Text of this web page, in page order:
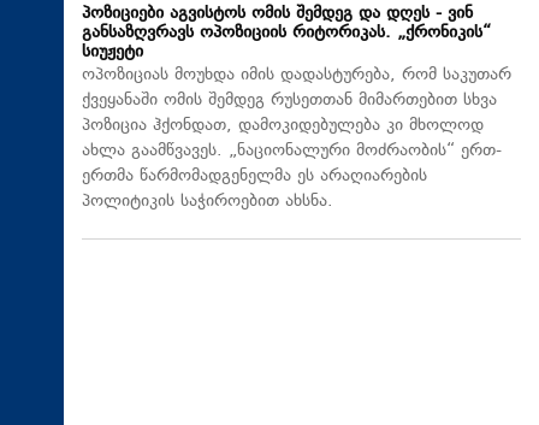
პოზიციები აგვისტოს ომის შემდეგ და დღეს - ვინ
განსაზღვრავს ოპოზიციის რიტორიკას. „ქრონიკის“
სიუჟეტი
ოპოზიციას მოუხდა იმის დადასტურება, რომ საკუთარ
ქვეყანაში ომის შემდეგ რუსეთთან მიმართებით სხვა
პოზიცია ჰქონდათ, დამოკიდებულება კი მხოლოდ
ახლა გაამწვავეს. „ნაციონალური მოძრაობის“ ერთ-
ერთმა წარმომადგენელმა ეს არაღიარების
პოლიტიკის საჭიროებით ახსნა.